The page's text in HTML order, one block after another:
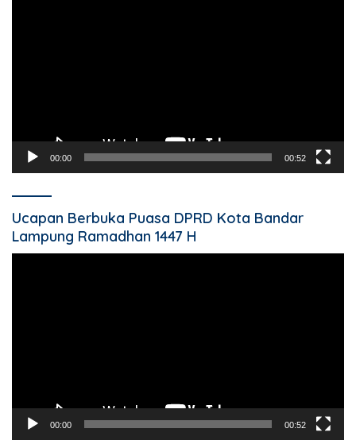
00:00 00:52
Ucapan Berbuka Puasa DPRD Kota Bandar
Lampung Ramadhan 1447 H
00:00 00:52